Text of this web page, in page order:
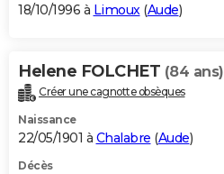
18/10/1996 à Limoux(Aude)
Helene FOLCHET (84 ans)
Créer une cagnotte obsèques
Naissance
22/05/1901 à Chalabre (Aude)
Décès